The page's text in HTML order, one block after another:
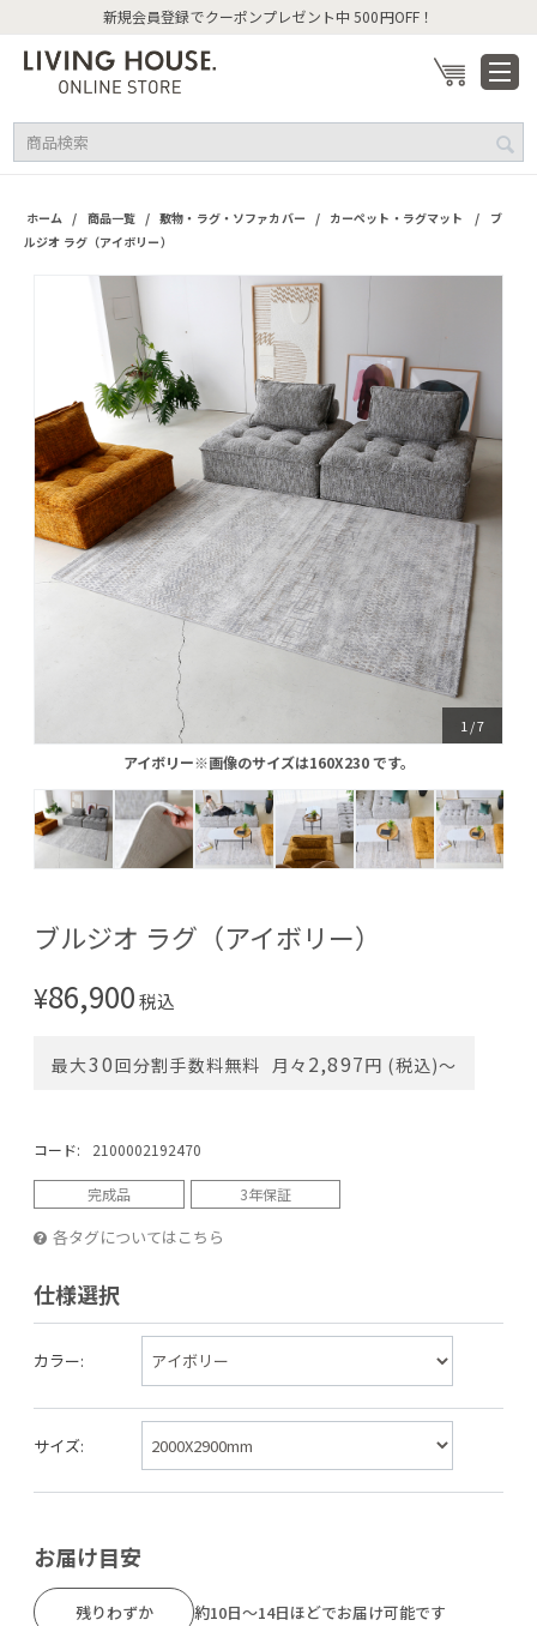
新規会員登録でクーポンプレゼント中 500円OFF！
ホーム / 商品一覧 / 敷物・ラグ・ソファカバー / カーペット・ラグマット /
ブ
ルジオ ラグ（アイボリー）
アイボリー※画像のサイズは160X230 です。
1 /7
アイボリー※画像のサイズは160X230 です。
ブルジオ ラグ（アイボリー）
¥86,900税込
最大30回分割手数料無料 月々 2,897円 (税込)〜
コード: 2100002192470
完成品 3年保証
各タグについてはこちら
仕様選択
カラー:
サイズ:
お届け目安
残りわずか 約10日～14日ほどでお届け可能です